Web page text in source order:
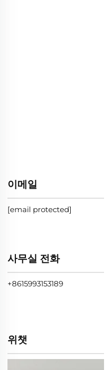
이메일
[email protected]
사무실 전화
+8615993153189
위챗